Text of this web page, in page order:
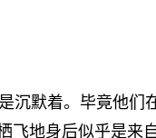
沉默着。毕竟他们
飞地身后似乎是来